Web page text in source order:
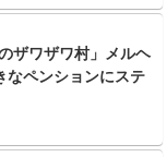
ザワザワ村」メルヘ
なペンションにステ